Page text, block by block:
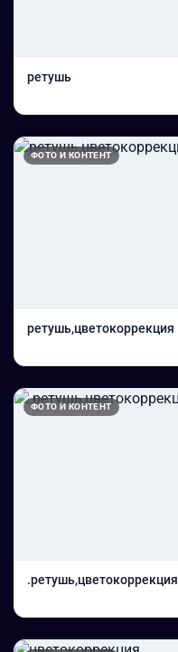
ретушь
ФОТО И КОНТЕНТ
ретушь,цветокоррекция
ФОТО И КОНТЕНТ
.ретушь,цветокоррекция